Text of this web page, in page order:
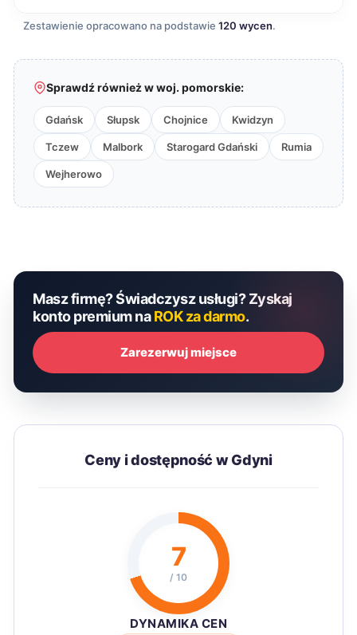
Zestawienie opracowano na podstawie 120 wycen.
Sprawdź również w woj. pomorskie:
Gdańsk Słupsk Chojnice Kwidzyn
Tczew Malbork Starogard Gdański Rumia
Wejherowo
Masz firmę? Świadczysz usługi? Zyskaj
konto premium naROK za darmo.
Zarezerwuj miejsce
Ceny i dostępność w Gdyni
7
/ 10
DYNAMIKA CEN